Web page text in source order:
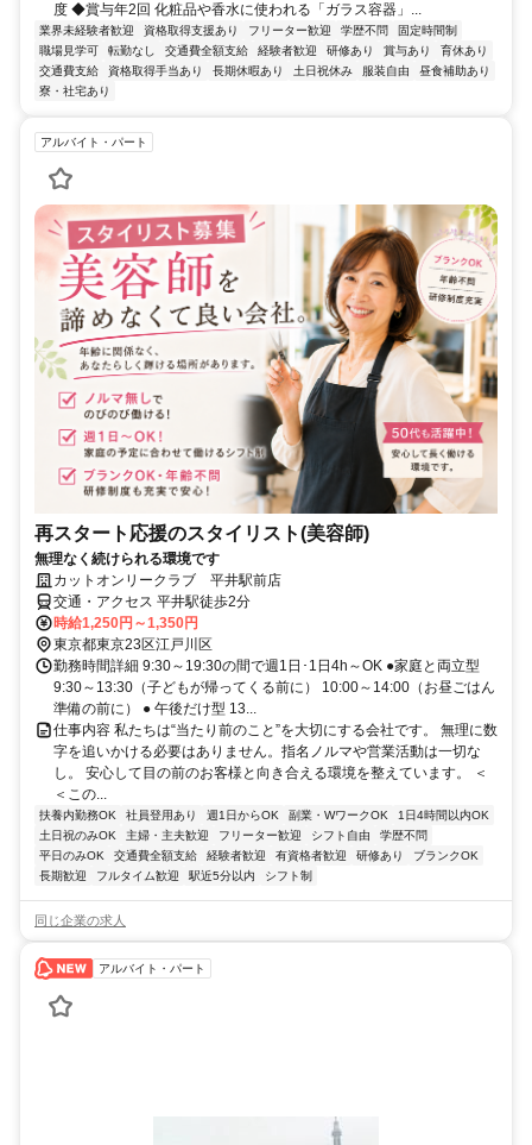
度 ◆賞与年2回 化粧品や香水に使われる「ガラス容器」...
業界未経験者歓迎 資格取得支援あり フリーター歓迎 学歴不問
固定時間制
職場見学可
転勤なし 交通費全額支給 経験者歓迎 研修あり 賞与あり
育休あり
交通費支給
資格取得手当あり 長期休暇あり 土日祝休み 服装自由
昼食補助あり
寮・社宅あり
アルバイト・パート
再スタート応援のスタイリスト(美容師)
無理なく続けられる環境です
カットオンリークラブ 平井駅前店
交通・アクセス 平井駅徒歩2分
時給1,250円～1,350円
東京都東京23区江戸川区
勤務時間詳細 9:30～19:30の間で週1日･1日4h～OK ●家庭と両立型
9:30～13:30（子どもが帰ってくる前に） 10:00～14:00（お昼ごはん
準備の前に） ● 午後だけ型 13...
仕事内容 私たちは“当たり前のこと”を大切にする会社です。 無理に数
字を追いかける必要はありません。指名ノルマや営業活動は一切な
し。 安心して目の前のお客様と向き合える環境を整えています。 ＜
＜この...
扶養内勤務OK 社員登用あり 週1日からOK 副業・WワークOK
1日4時間以内OK
土日祝のみOK
主婦・主夫歓迎 フリーター歓迎 シフト自由
学歴不問
平日のみOK
交通費全額支給 経験者歓迎 有資格者歓迎 研修あり
ブランクOK
長期歓迎
フルタイム歓迎 駅近5分以内 シフト制
同じ企業の求人
アルバイト・パート